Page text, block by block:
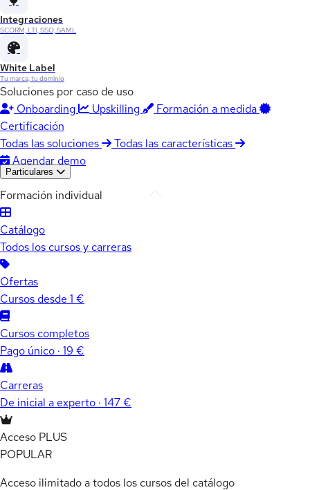
Integraciones
SCORM, LTI, SSO, SAML
White Label
Tu marca, tu dominio
Soluciones por caso de uso
Onboarding
Upskilling
Formación a medida
Certificación
Todas las soluciones
Todas las características
Agendar demo
Particulares
Formación individual
Catálogo
Todos los cursos y carreras
Ofertas
Cursos desde 1 €
Cursos completos
Pago único · 19 €
Carreras
De inicial a experto · 147 €
Acceso PLUS
POPULAR
Acceso ilimitado a todos los cursos del catálogo